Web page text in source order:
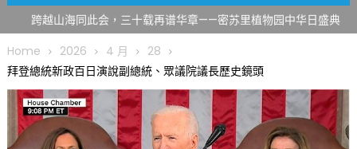
跨越山海同此会，三十载再谱华章——密苏里植物园中华日盛典
圆满举行
圣路易龙舟俱乐部5月16日龙舟体验日 邀请各界亲身体验划行乐
趣 + 水上竞速魅力
三十二载跨越时空的相逢
执掌密苏里植物园近四十年 致力推动全球植物多样性研究与中美
合作 Peter Raven 博士逝世 享年89岁
Home 2026 4 月
28
拜登總統新政百日演說副總統、眾議院議長歷史鏡頭